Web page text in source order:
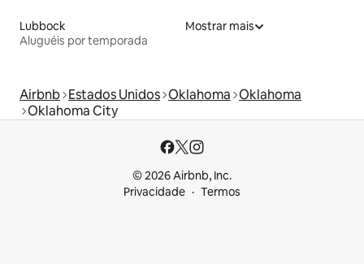
Lubbock
Aluguéis por temporada
Mostrar mais
Airbnb Estados Unidos Oklahoma Oklahoma
Oklahoma City
© 2026 Airbnb, Inc.
Privacidade
Termos